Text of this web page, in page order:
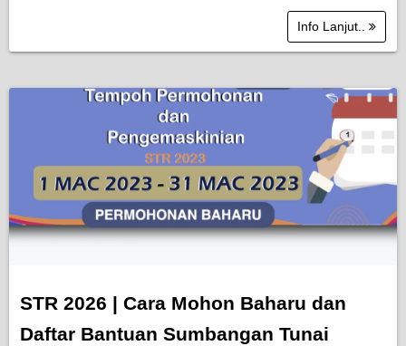
Info Lanjut..
STR 2026 | Cara Mohon Baharu dan
Daftar Bantuan Sumbangan Tunai